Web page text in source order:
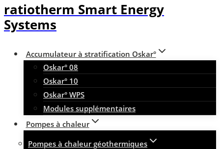
ratiotherm Smart Energy
Systems
Accumulateur à stratification Oskar°
Oskar° 08
Oskar° 10
Oskar° WPS
Modules supplémentaires
Pompes à chaleur
Pompes à chaleur géothermiques